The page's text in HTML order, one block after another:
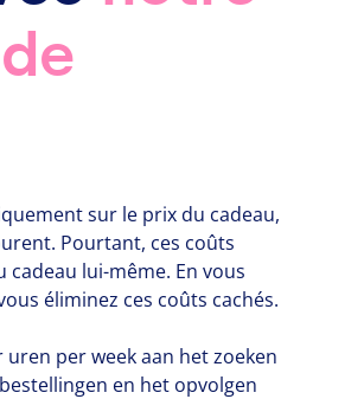
sur le prix du cadeau,
Pourtant, ces coûts
lui-même. En vous
éliminez ces coûts cachés.
uren per week aan het zoeken
en het opvolgen